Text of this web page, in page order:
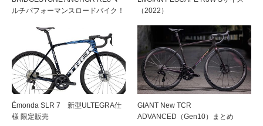
ルチパフォーマンスロードバイク！
（2022）
Émonda SLR 7 新型ULTEGRA仕
様 限定販売
GIANT New TCR
ADVANCED（Gen10）まとめ